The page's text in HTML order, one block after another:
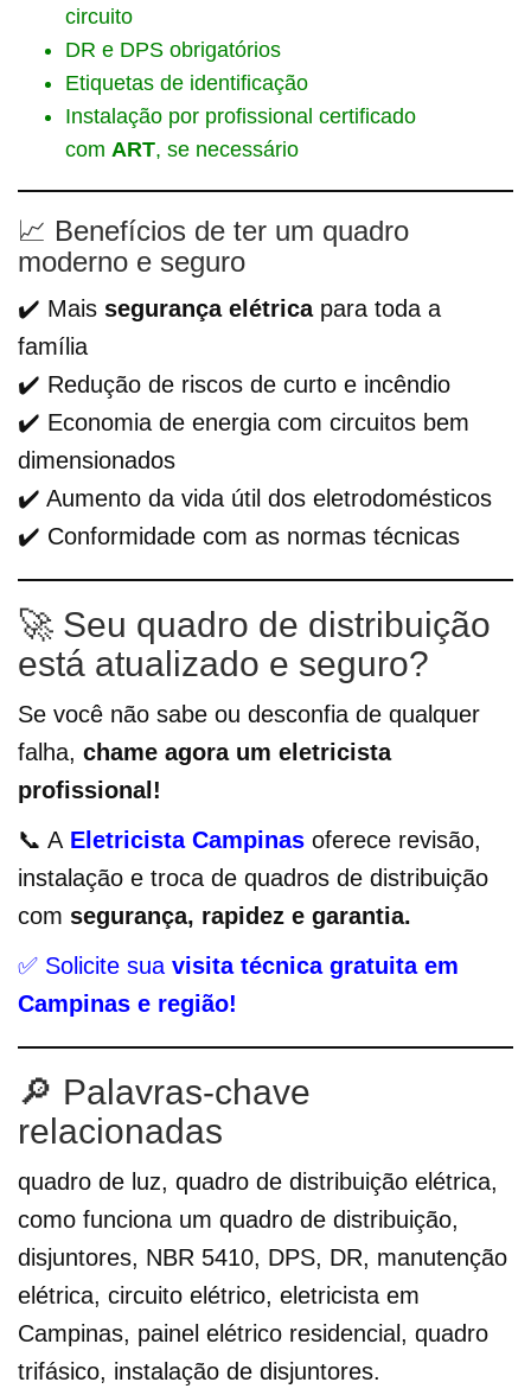
circuito
DR e DPS obrigatórios
Etiquetas de identificação
Instalação por profissional certificado
com ART, se necessário
📈 Benefícios de ter um quadro
moderno e seguro
✔️ Mais segurança elétricapara toda a
família
✔️ Redução de riscos de curto e incêndio
✔️ Economia de energia com circuitos bem
dimensionados
✔️ Aumento da vida útil dos eletrodomésticos
✔️ Conformidade com as normas técnicas
🚀 Seu quadro de distribuição
está atualizado e seguro?
Se você não sabe ou desconfia de qualquer
falha, chame agora um eletricista
profissional!
📞 A Eletricista Campinas oferece revisão,
instalação e troca de quadros de distribuição
com segurança, rapidez e garantia.
✅ Solicite sua visita técnica gratuita em
Campinas e região!
🔎 Palavras-chave
relacionadas
quadro de luz, quadro de distribuição elétrica,
como funciona um quadro de distribuição,
disjuntores, NBR 5410, DPS, DR, manutenção
elétrica, circuito elétrico, eletricista em
Campinas, painel elétrico residencial, quadro
trifásico, instalação de disjuntores.